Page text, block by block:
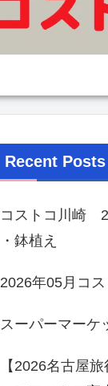
Recent Posts
コストコ川崎
・鉢植え
2026年05月コ
スーパーマーケ
【2026名古屋